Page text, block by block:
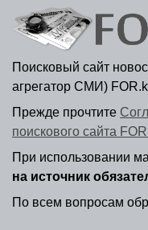
Поисковый сайт
агрегатор СМИ)
Прежде прочтите
поискового сайта
При использовании
на источник
По всем вопросам